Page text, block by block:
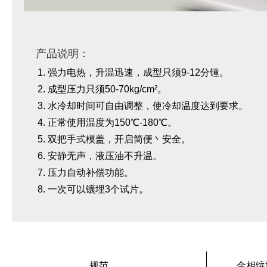
产品说明：
强力电热，升温迅速，成型只须9-12分锺。
成型压力只须50-70kg/cm²。
水冷却时间可自由调整，使冷却温度达到要求。
正常使用温度为150℃-180℃。
双把手式模盖，开启简便丶安全。
安静无声，液压油不升温。
压力自动补偿功能。
一次可以镶埋3个试片。